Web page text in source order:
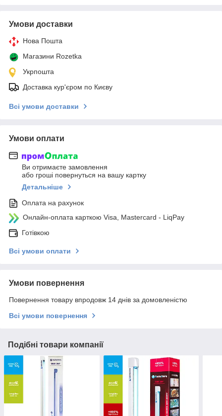
Умови доставки
Нова Пошта
Магазини Rozetka
Укрпошта
Доставка кур'єром по Києву
Всі умови доставки
Умови оплати
Ви отримаєте замовлення
або гроші повернуться на вашу картку
Детальніше
Оплата на рахунок
Онлайн-оплата карткою Visa, Mastercard - LiqPay
Готівкою
Всі умови оплати
Умови повернення
Повернення товару впродовж 14 днів за домовленістю
Всі умови повернення
Подібні товари компанії